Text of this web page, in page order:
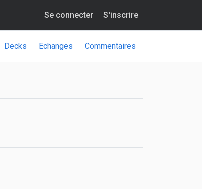
Se connecter S'inscrire
Decks Echanges Commentaires